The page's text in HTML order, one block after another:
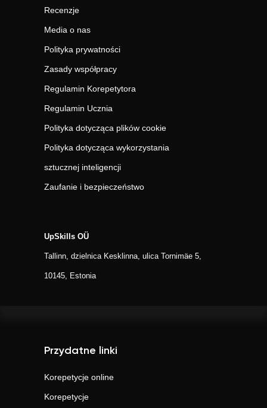
Recenzje
Media o nas
Polityka prywatności
Zasady współpracy
Regulamin Korepetytora
Regulamin Ucznia
Polityka dotycząca plików cookie
Polityka dotycząca wykorzystania
sztucznej inteligencji
Zaufanie i bezpieczeństwo
UpSkills OÜ
Tallinn, dzielnica Kesklinna, ulica Tornimäe 5,
10145, Estonia
Przydatne linki
Korepetycje online
Korepetycje